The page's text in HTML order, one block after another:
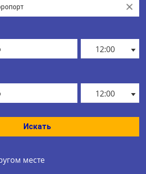
Clear
12:00
12:00
Искать
месте